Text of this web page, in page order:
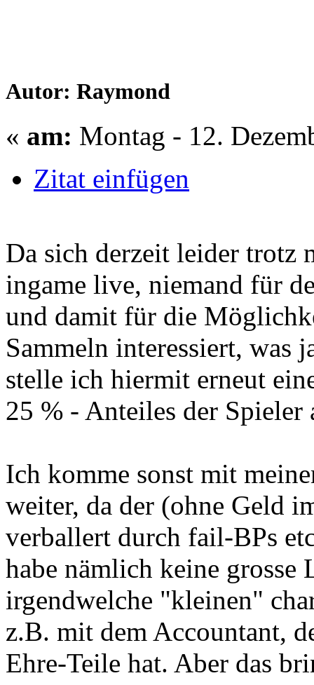
Autor: Raymond
« am: Montag - 12.
Zitat einfügen
Da sich derzeit leider trotz
ingame live, niemand für
und damit für die
Sammeln interessiert, was
stelle ich hiermit erneut
25 % - Anteiles der Spieler
Ich komme sonst mit
weiter, da der (ohne Geld
verballert durch fail-BPs
habe nämlich keine
irgendwelche "kleinen"
z.B. mit dem Accountant,
Ehre-Teile hat. Aber das